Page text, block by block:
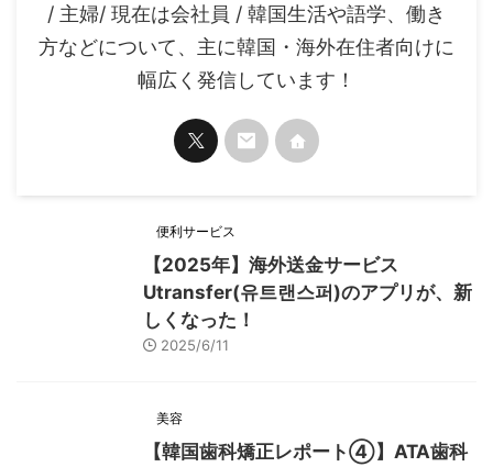
/ 主婦/ 現在は会社員 / 韓国生活や語学、働き
方などについて、主に韓国・海外在住者向けに
幅広く発信しています！
便利サービス
【2025年】海外送金サービス
Utransfer(유트랜스퍼)のアプリが、新
しくなった！
2025/6/11
美容
【韓国歯科矯正レポート➃】ATA歯科